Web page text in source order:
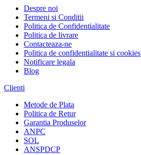
Despre noi
Termeni si Conditii
Politica de Confidentialitate
Politica de livrare
Contacteaza-ne
Politica de confidentialitate si cookies
Notificare legala
Blog
Clienti
Metode de Plata
Politica de Retur
Garantia Produselor
ANPC
SOL
ANSPDCP